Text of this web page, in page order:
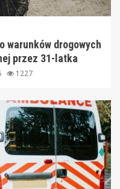
warunków drogowych
przez 31-latka
1227